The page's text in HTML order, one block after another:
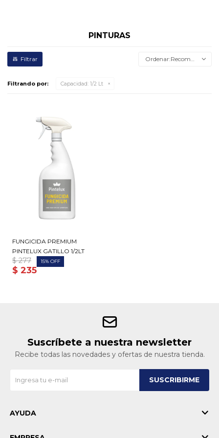
PINTURAS
Recomendados
Filtrando por: Capacidad: 1/2 Lt
FUNGICIDA PREMIUM
PINTELUX GATILLO 1/2LT
$ 235
$ 277 15
Suscríbete a nuestra newsletter
Recibe todas las novedades y ofertas de nuestra tienda.
SUSCRIBIRME
AYUDA